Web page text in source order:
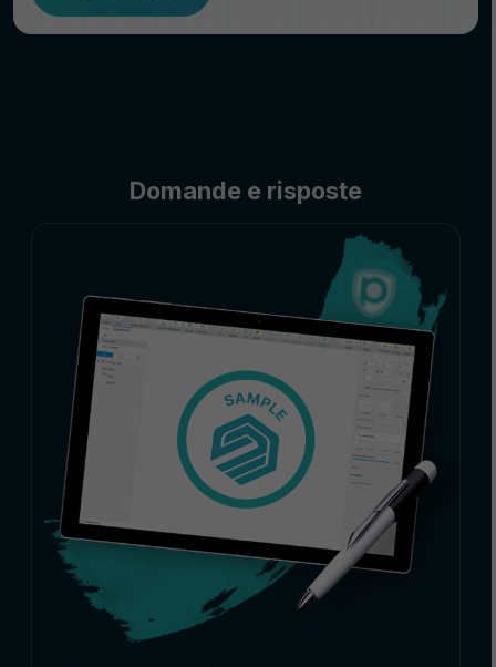
Domande e risposte